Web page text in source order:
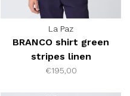
La Paz
BRANCO shirt green
stripes linen
€195,00